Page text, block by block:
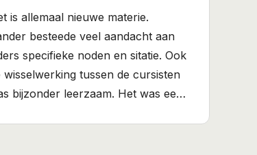
is allemaal nieuwe materie.
besteede veel aandacht aan
specifieke noden en sitatie. Ook
wisselwerking tussen de cursisten
bijzonder leerzaam. Het was een